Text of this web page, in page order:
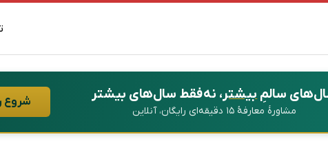
سالمِبیشتر، نه فقط سال‌های بیشتر
مشاورهٔ معارفهٔ ۱۵ دقیقه‌ای رایگان، آنلاین
شروع